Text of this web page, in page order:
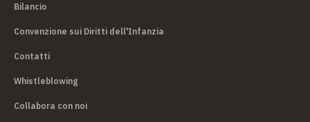
Bilancio
Convenzione sui Diritti dell'Infanzia
Contatti
Whistleblowing
Collabora con noi